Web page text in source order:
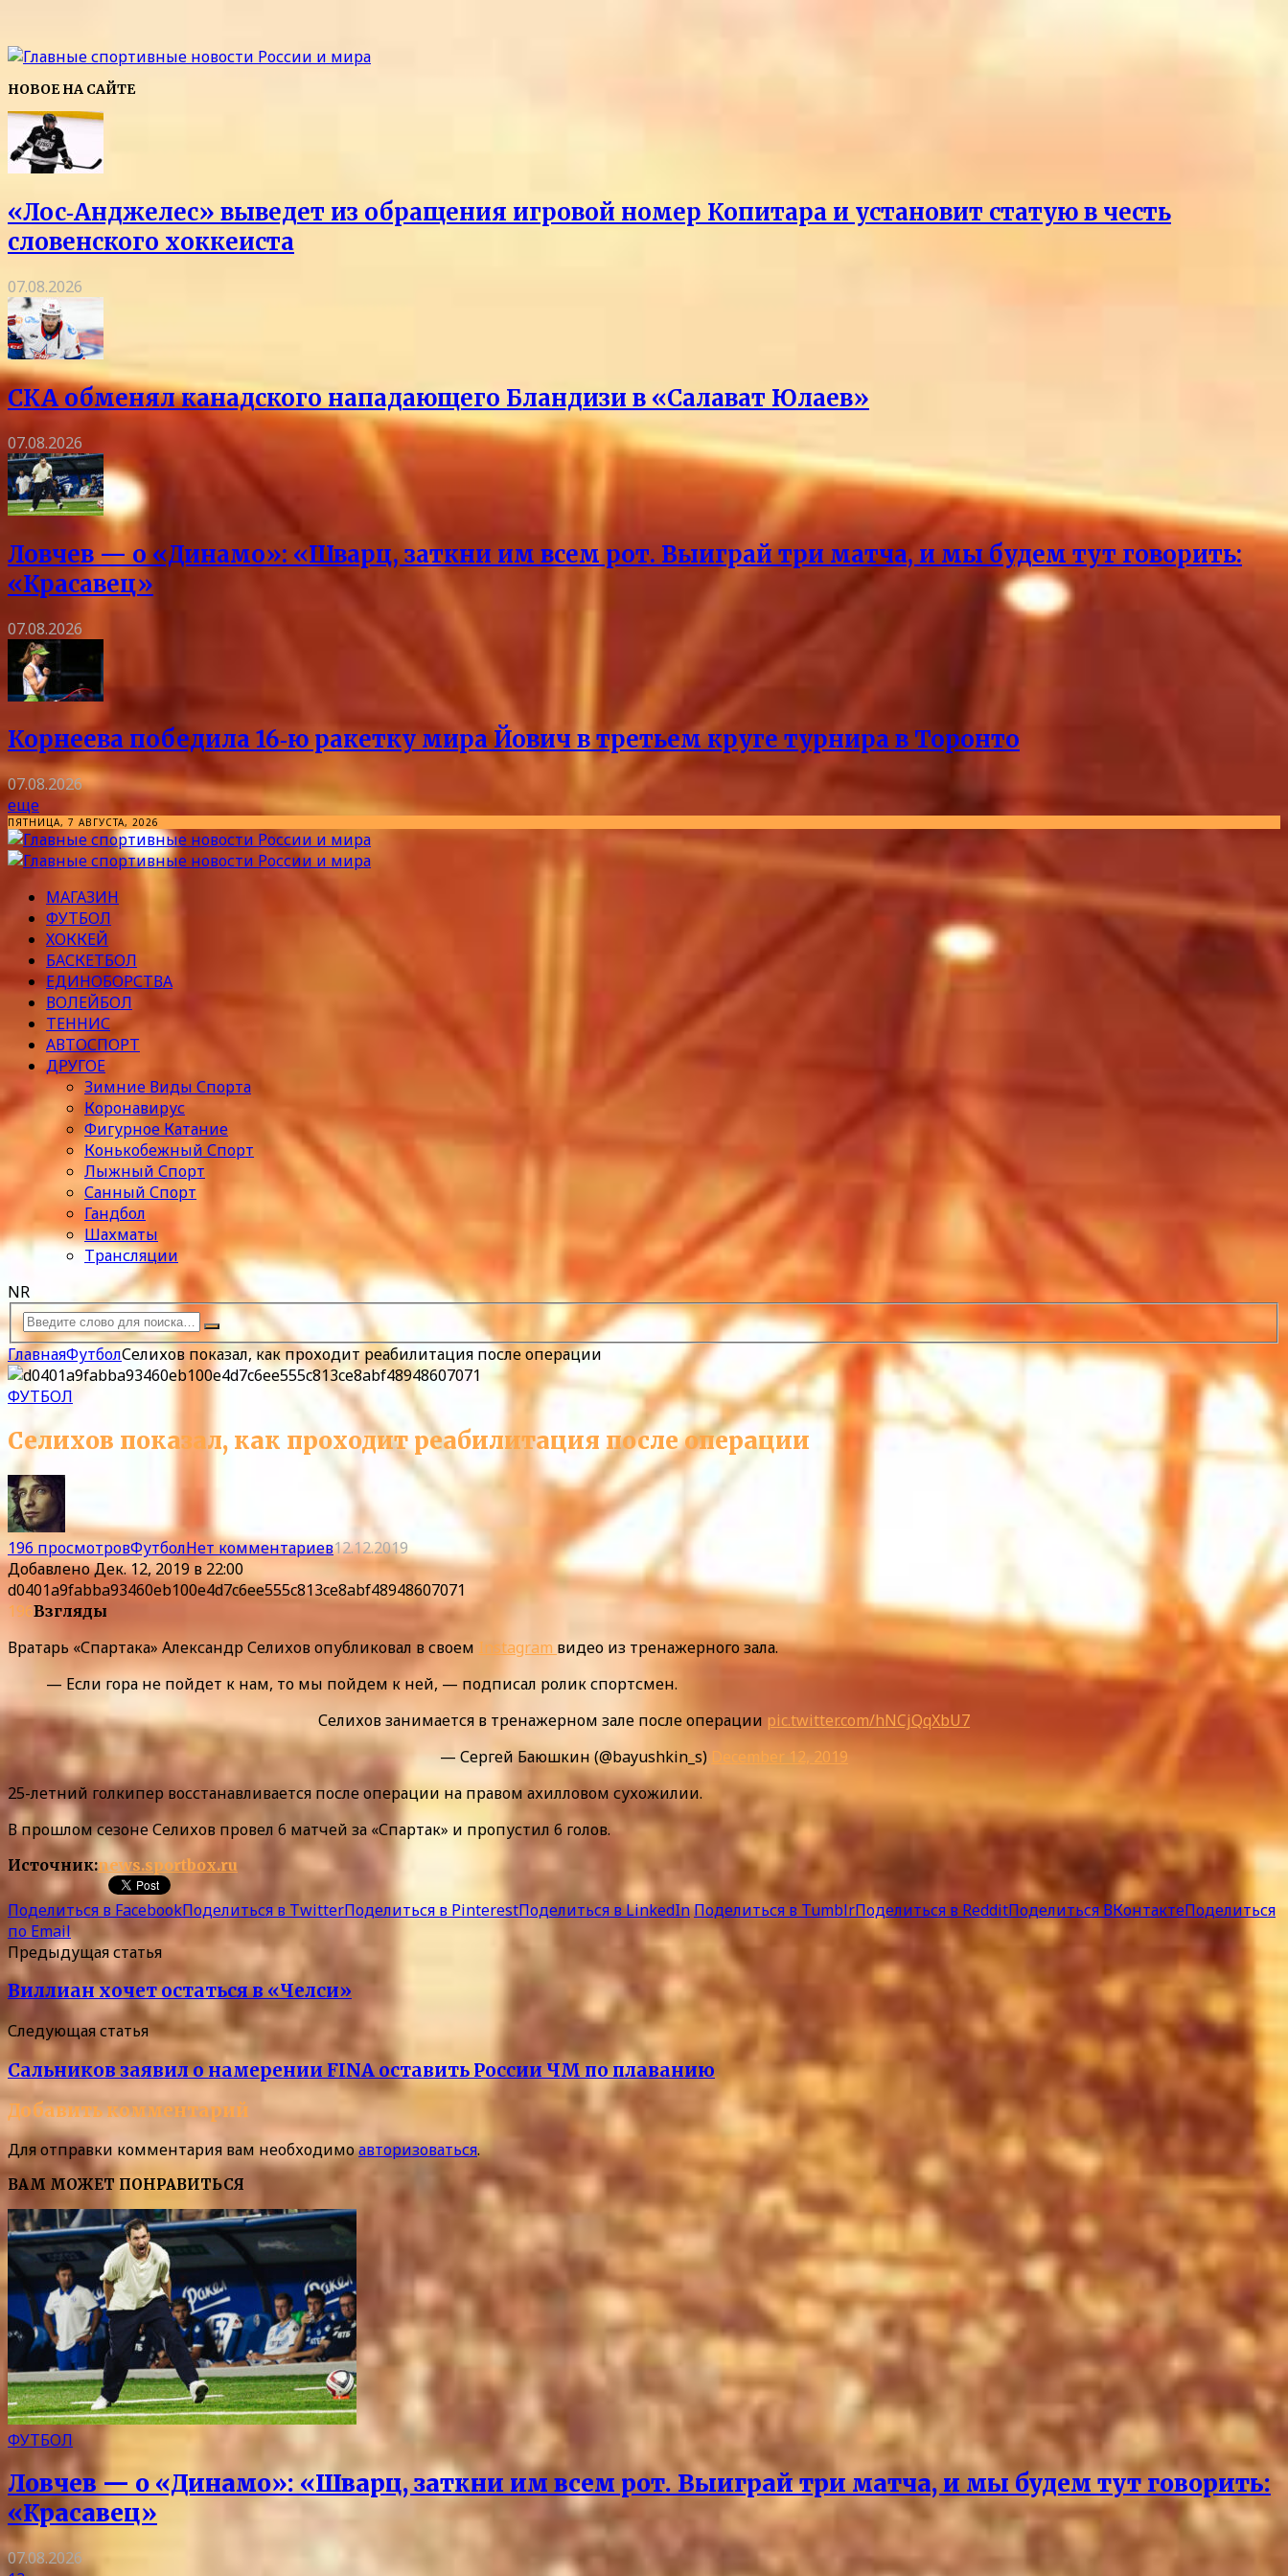
НОВОЕ НА САЙТЕ
«Лос‑Анджелес» выведет из обращения игровой номер Копитара и установит статую в честь
словенского хоккеиста
07.08.2026
СКА обменял канадского нападающего Бландизи в «Салават Юлаев»
07.08.2026
Ловчев — о «Динамо»: «Шварц, заткни им всем рот. Выиграй три матча, и мы будем тут говорить:
«Красавец»
07.08.2026
Корнеева победила 16‑ю ракетку мира Йович в третьем круге турнира в Торонто
07.08.2026
еще
ПЯТНИЦА, 7 АВГУСТА, 2026
МАГАЗИН
ФУТБОЛ
ХОККЕЙ
БАСКЕТБОЛ
ЕДИНОБОРСТВА
ВОЛЕЙБОЛ
ТЕННИС
АВТОСПОРТ
ДРУГОЕ
Зимние Виды Спорта
Коронавирус
Фигурное Катание
Конькобежный Спорт
Лыжный Спорт
Санный Спорт
Гандбол
Шахматы
Трансляции
NR
ГлавнаяФутболСелихов показал, как проходит реабилитация после операции
ФУТБОЛ
Селихов показал, как проходит реабилитация после операции
196 просмотровФутболНет комментариев12.12.2019
ДобавленоДек. 12, 2019 в 22:00
d0401a9fabba93460eb100e4d7c6ee555c813ce8abf48948607071
196Взгляды
Вратарь «Спартака» Александр Селихов опубликовал в своем Instagram видео из тренажерного зала.
— Если гора не пойдет к нам, то мы пойдем к ней, — подписал ролик спортсмен.
Селихов занимается в тренажерном зале после операции pic.twitter.com/hNCjQqXbU7
— Сергей Баюшкин (@bayushkin_s) December 12, 2019
25-летний голкипер восстанавливается после операции на правом ахилловом сухожилии.
В прошлом сезоне Селихов провел 6 матчей за «Спартак» и пропустил 6 голов.
Источник:news.sportbox.ru
Поделиться в FacebookПоделиться в TwitterПоделиться в PinterestПоделиться в LinkedInПоделиться в TumblrПоделиться в RedditПоделиться ВКонтактеПоделиться
по Email
Предыдущая статья
Виллиан хочет остаться в «Челси»
Следующая статья
Сальников заявил о намерении FINA оставить России ЧМ по плаванию
Добавить комментарий
Для отправки комментария вам необходимоавторизоваться.
ВАМ МОЖЕТ ПОНРАВИТЬСЯ
ФУТБОЛ
Ловчев — о «Динамо»: «Шварц, заткни им всем рот. Выиграй три матча, и мы будем тут говорить:
«Красавец»
07.08.2026